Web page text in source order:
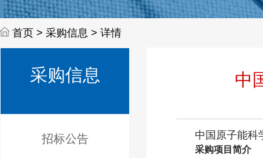
首页 > 采购信息 > 详情
采购信息
招标公告
中
中国原子能科
采购项目简介